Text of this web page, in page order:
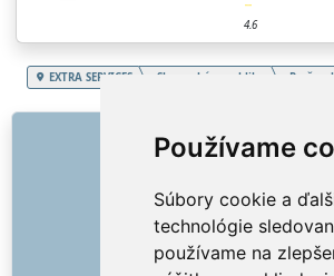
Používame
Súbory cookie a
technológie
používame na
4.6
EXTRA SERVICES Slovenská republika
ODKAZY
Ako to všetko
Cenník
Všeobecné obchodné